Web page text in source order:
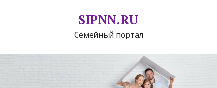
SIPNN.RU
Семейный портал